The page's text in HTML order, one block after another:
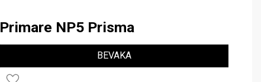
Primare NP5 Prisma
BEVAKA